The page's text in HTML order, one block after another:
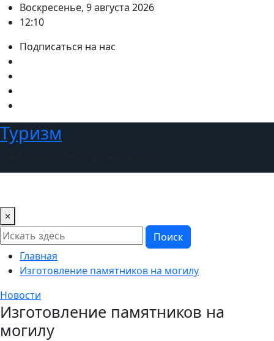
ПерейтиВоскресенье, 9 августа 2026
12:10
Подписаться на нас
Туризм
×
Поиск
Главная
Изготовление памятников на могилу
Новости
Изготовление памятников на
могилу